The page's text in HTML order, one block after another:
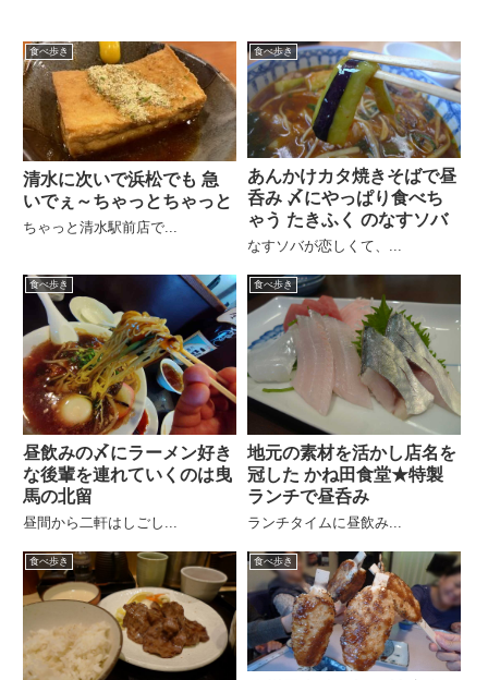
食べ歩き
清水に次いで浜松でも 急
いでぇ～ちゃっとちゃっと
ちゃっと清水駅前店で...
食べ歩き
あんかけカタ焼きそばで昼
呑み 〆にやっぱり食べち
ゃう たきふく のなすソバ
なすソバが恋しくて、...
食べ歩き
昼飲みの〆にラーメン好き
な後輩を連れていくのは曳
馬の北留
昼間から二軒はしごし...
食べ歩き
地元の素材を活かし店名を
冠した かね田食堂★特製
ランチで昼呑み
ランチタイムに昼飲み...
食べ歩き 食べ歩き